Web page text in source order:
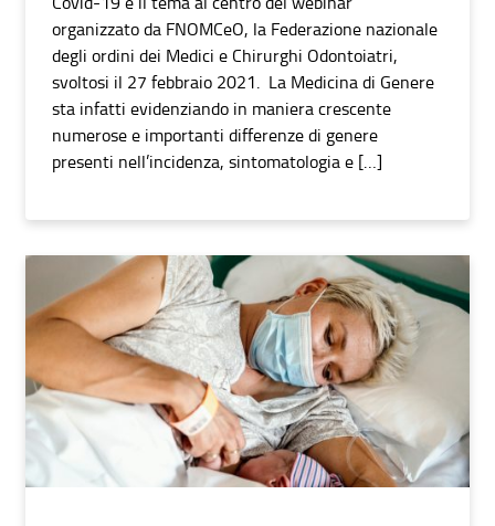
organizzato da FNOMCeO, la Federazione nazionale
degli ordini dei Medici e Chirurghi Odontoiatri,
svoltosi il 27 febbraio 2021. La Medicina di Genere
sta infatti evidenziando in maniera crescente
numerose e importanti differenze di genere
presenti nell’incidenza, sintomatologia e […]